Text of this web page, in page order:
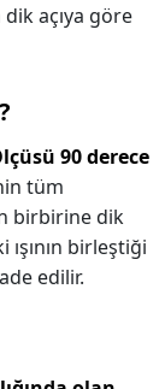
açıya göre
90 derece
tüm
birbirine dik
birleştiği
edilir.